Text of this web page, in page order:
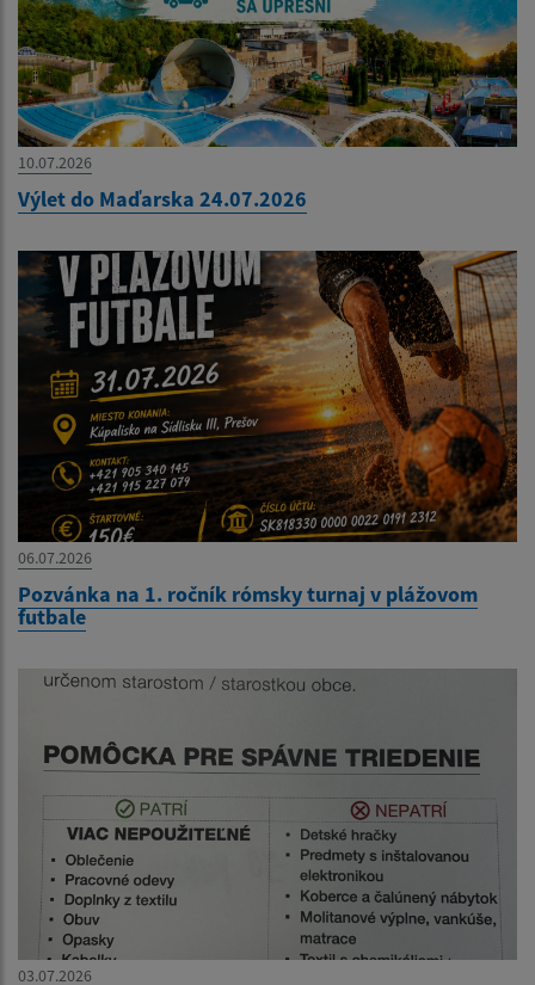
10.07.2026
Výlet do Maďarska 24.07.2026
06.07.2026
Pozvánka na 1. ročník rómsky turnaj v plážovom
futbale
03.07.2026